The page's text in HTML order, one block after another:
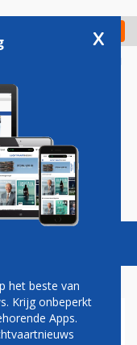
Check in
Vacatures
x
het beste van
Krijg onbeperkt
Apps.